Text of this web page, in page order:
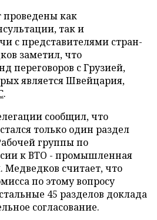
проведены как
так и
с представителями стран-
заметил, что
переговоров с Грузией,
является Швейцария,
.
сообщил, что
только один раздел
группы по
к ВТО - промышленная
Медведков считает, что
по этому вопросу
45 разделов доклада
согласование.